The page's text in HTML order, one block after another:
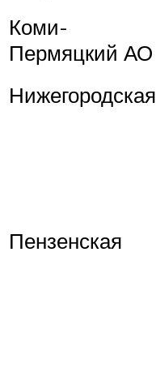
Коми-
Пермяцкий АО
Нижегородская
Пензенская